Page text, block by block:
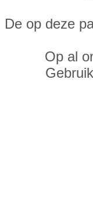
De op deze
Op al